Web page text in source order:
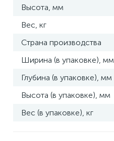
Высота, мм
Вес, кг
Страна производства
Ширина (в упаковке), мм
Глубина (в упаковке), мм
Высота (в упаковке), мм
Вес (в упаковке), кг